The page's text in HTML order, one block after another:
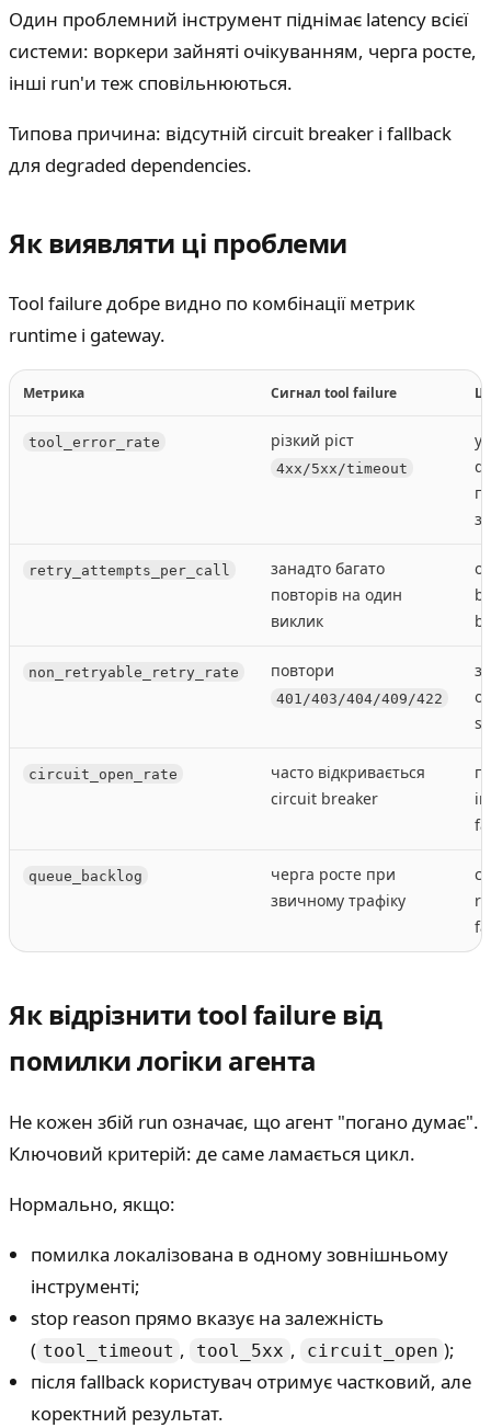
Один проблемний інструмент піднімає latency всієї
системи: воркери зайняті очікуванням, черга росте,
інші run'и теж сповільнюються.
Типова причина: відсутній circuit breaker і fallback
для degraded dependencies.
Як виявляти ці проблеми
Tool failure добре видно по комбінації метрик
runtime і gateway.
Метрика Сигнал tool failure
tool_error_rate різкий ріст
4xx/5xx/timeout
retry_attempts_per_call
занадто багато
повторів на один
виклик
non_retryable_retry_rate повтори
401/403/404/409/422
circuit_open_rate
часто відкривається
circuit breaker
queue_backlog
черга росте при
звичному трафіку
Як відрізнити tool failure від
помилки логіки агента
Не кожен збій run означає, що агент "погано думає".
Ключовий критерій: де саме ламається цикл.
Нормально, якщо:
помилка локалізована в одному зовнішньому
інструменті;
stop reason прямо вказує на залежність
( tool_timeout , tool_5xx , circuit_open );
після fallback користувач отримує частковий, але
коректний результат.